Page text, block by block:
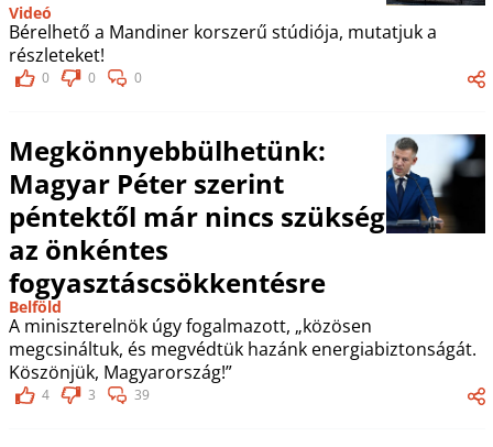
Videó
Bérelhető a Mandiner korszerű stúdiója, mutatjuk a
részleteket!
0 0 0
Megkönnyebbülhetünk:
Magyar Péter szerint
péntektől már nincs szükség
az önkéntes
fogyasztáscsökkentésre
Belföld
A miniszterelnök úgy fogalmazott, „közösen
megcsináltuk, és megvédtük hazánk energiabiztonságát.
Köszönjük, Magyarország!”
4 3 39